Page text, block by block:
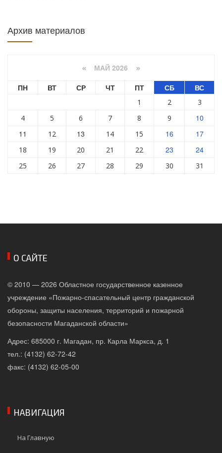
Архив материалов
« МАЙ 2026 »
ПН ВТ СР ЧТ ПТ СБ ВС
1 2
3
4
5 6 7 8 9
10
11
12 13 14 15 16 17
18 19 20 21 22 23 24
25 26 27 28 29 30 31
О САЙТЕ
© 2010 — 2026 Областное государственное казенное
учреждение «Пожарно-спасательный центр гражданской
обороны, защиты населения, территорий и пожарной
безопасности Магаданской области»
Адрес: 685000 г. Магадан, пр. Карла Маркса, д. 1
тел.: (4132) 62-72-42
факс: (4132) 62-05-00
НАВИГАЦИЯ
На Главную